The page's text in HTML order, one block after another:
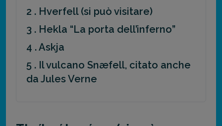
2 . Hverfell (si può visitare)
3 . Hekla “La porta dell’inferno”
4 . Askja
5 . Il vulcano Snæfell, citato anche
da Jules Verne